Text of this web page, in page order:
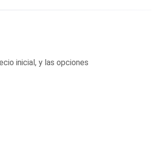
inicial, y las opciones